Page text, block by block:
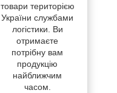
товари територією
України службами
логістики. Ви
отримаєте
потрібну вам
продукцію
найближчим
часом.